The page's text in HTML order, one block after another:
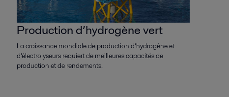
Production d’hydrogène vert
La croissance mondiale de production d’hydrogène et
d’électrolyseurs requiert de meilleures capacités de
production et de rendements.